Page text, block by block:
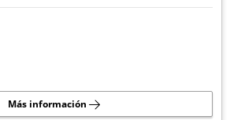
Más información